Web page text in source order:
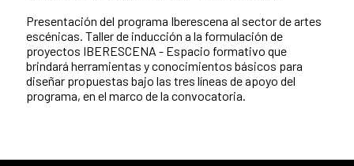
Presentación del programa Iberescena al sector de artes
escénicas. Taller de inducción a la formulación de
proyectos IBERESCENA - Espacio formativo que
brindará herramientas y conocimientos básicos para
diseñar propuestas bajo las tres líneas de apoyo del
programa, en el marco de la convocatoria.